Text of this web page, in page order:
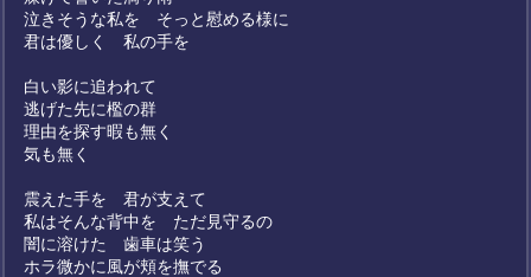
泣きそうな私を そっと慰める様に
君は優しく 私の手を
白い影に追われて
逃げた先に檻の群
理由を探す暇も無く
気も無く
震えた手を 君が支えて
私はそんな背中を ただ見守るの
闇に溶けた 歯車は笑う
ホラ微かに風が頬を撫でる